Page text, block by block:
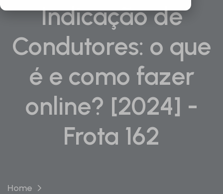
Indicação de
Condutores: o que
é e como fazer
online? [2024] -
Frota 162
Home